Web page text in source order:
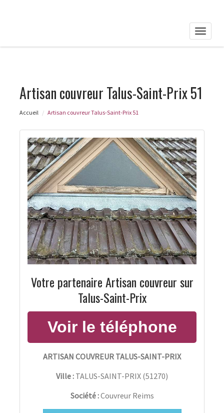
Toggle
Artisan couvreur Talus-Saint-Prix 51
Accueil Artisan couvreur Talus-Saint-Prix 51
Votre partenaire Artisan couvreur sur
Talus-Saint-Prix
ARTISAN COUVREUR TALUS-SAINT-PRIX
Ville : TALUS-SAINT-PRIX (51270)
Société :Couvreur Reims